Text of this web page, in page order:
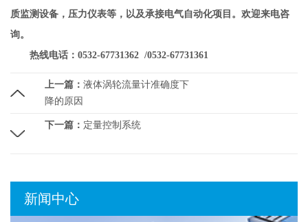
质监测设备，压力仪表等，以及承接电气自动化项目。欢迎来电咨
询。
热线电话：0532-67731362 /0532-67731361
上一篇： 液体涡轮流量计准确度下
降的原因
下一篇： 定量控制系统
新闻中心